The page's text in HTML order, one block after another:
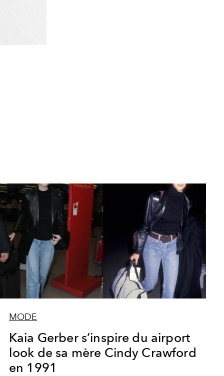
MODE
Kaia Gerber s’inspire du airport
look de sa mère Cindy Crawford
en 1991